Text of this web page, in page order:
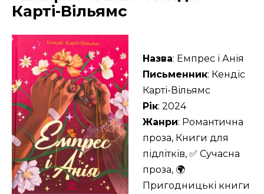
Карті-Вільямс
Назва: Емпрес і Анія
Письменник: Кендіс
Карті-Вільямс
Рік: 2024
Жанри: Романтична
проза, Книги для
підлітків, ✅ Сучасна
проза, 🌍
Пригодницькі книги